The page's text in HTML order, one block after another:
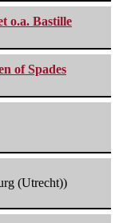
o.a. Bastille
of Spades
(Utrecht))